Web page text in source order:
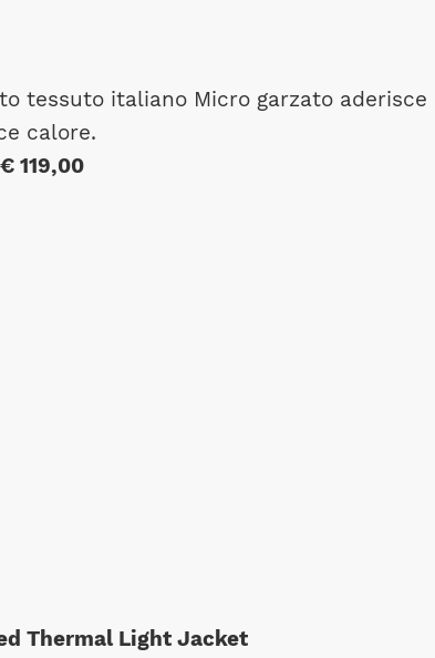
tessuto italiano Micro garzato
calore.
€ 119,00
Thermal Light Jacket